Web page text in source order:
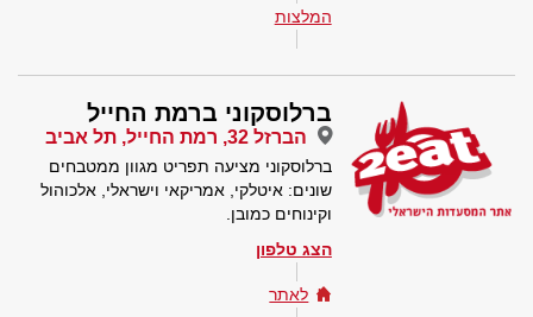
המלצות
ברלוסקוני ברמת החייל
הברזל 32, רמת החייל, תל אביב
ברלוסקוני מציעה תפריט מגוון ממטבחים
שונים: איטלקי, אמריקאי וישראלי, אלכוהול
וקינוחים כמובן.
הצג טלפון
לאתר